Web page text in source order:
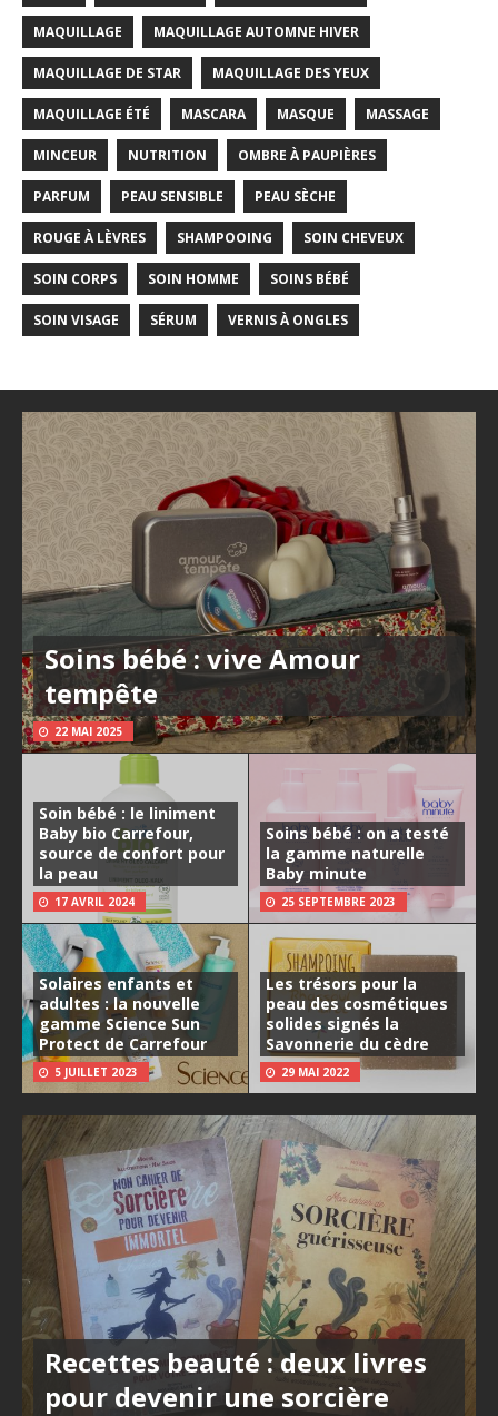
MAQUILLAGE MAQUILLAGE AUTOMNE HIVER
MAQUILLAGE DE STAR MAQUILLAGE DES YEUX
MAQUILLAGE ÉTÉ MASCARA MASQUE MASSAGE
MINCEUR NUTRITION OMBRE À PAUPIÈRES
PARFUM PEAU SENSIBLE PEAU SÈCHE
ROUGE À LÈVRES SHAMPOOING SOIN CHEVEUX
SOIN CORPS SOIN HOMME SOINS BÉBÉ
SOIN VISAGE SÉRUM VERNIS À ONGLES
Soins bébé : vive Amour
tempête
22 MAI 2025
Soin bébé : le liniment
Baby bio Carrefour,
source de confort pour
la peau
17 AVRIL 2024
Soins bébé : on a testé
la gamme naturelle
Baby minute
25 SEPTEMBRE 2023
Solaires enfants et
adultes : la nouvelle
gamme Science Sun
Protect de Carrefour
5 JUILLET 2023
Les trésors pour la
peau des cosmétiques
solides signés la
Savonnerie du cèdre
29 MAI 2022
Recettes beauté : deux livres
pour devenir une sorcière